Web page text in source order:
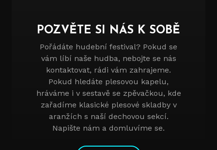
POZVĚTE SI NÁS K SOBĚ
Pořádáte hudební festival? Pokud se
vám líbí naše hudba, nebojte se nás
kontaktovat, rádi vám zahrajeme.
Pokud hledáte plesovou kapelu,
hráváme i v sestavě se zpěvačkou, kde
zařadíme klasické plesové skladby v
aranžích s naší dechovou sekcí.
Napište nám a domluvíme se.